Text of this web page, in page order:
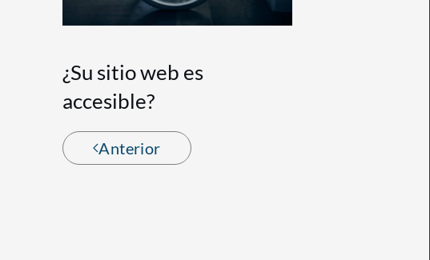
¿Su sitio web es
accesible?
Anterior